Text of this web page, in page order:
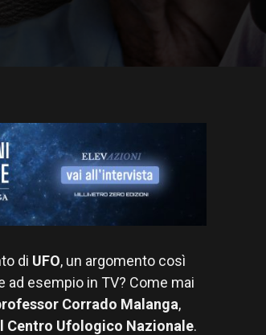
di UFO, un argomento così
ad esempio in TV? Come mai
Corrado Malanga,
Centro Ufologico Nazionale.